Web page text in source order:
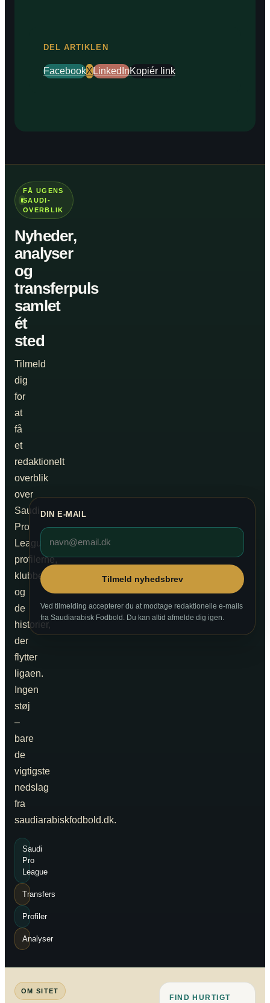
DEL ARTIKLEN
FacebookXLinkedInKopiér link
FÅ UGENS
SAUDI-
OVERBLIK
Nyheder,
analyser
og
transferpuls
samlet
ét
sted
Tilmeld
dig
for
at
få
et
redaktionelt
overblik
over
Saudi
Pro
League,
profilerne,
klubberne
og
de
historier,
der
flytter
ligaen.
Ingen
støj
–
bare
de
vigtigste
nedslag
fra
saudiarabiskfodbold.dk.
Saudi
Pro
League
Transfers
Profiler
Analyser
DIN E-MAIL
Tilmeld nyhedsbrev
Ved tilmelding accepterer du at modtage redaktionelle e-mails
fra Saudiarabisk Fodbold. Du kan altid afmelde dig igen.
OM SITET
FIND HURTIGT